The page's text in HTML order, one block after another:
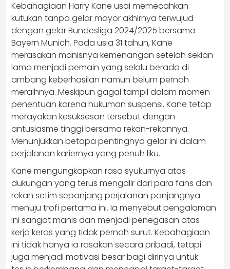
Kebahagiaan Harry Kane usai memecahkan
kutukan tanpa gelar mayor akhirnya terwujud
dengan gelar Bundesliga 2024/2025 bersama
Bayern Munich. Pada usia 31 tahun, Kane
merasakan manisnya kemenangan setelah sekian
lama menjadi pemain yang selalu berada di
ambang keberhasilan namun belum pernah
meraihnya. Meskipun gagal tampil dalam momen
penentuan karena hukuman suspensi. Kane tetap
merayakan kesuksesan tersebut dengan
antusiasme tinggi bersama rekan-rekannya.
Menunjukkan betapa pentingnya gelar ini dalam
perjalanan kariernya yang penuh liku.
Kane mengungkapkan rasa syukurnya atas
dukungan yang terus mengalir dari para fans dan
rekan setim sepanjang perjalanan panjangnya
menuju trofi pertama ini. Ia menyebut pengalaman
ini sangat manis dan menjadi penegasan atas
kerja keras yang tidak pernah surut. Kebahagiaan
ini tidak hanya ia rasakan secara pribadi, tetapi
juga menjadi motivasi besar bagi dirinya untuk